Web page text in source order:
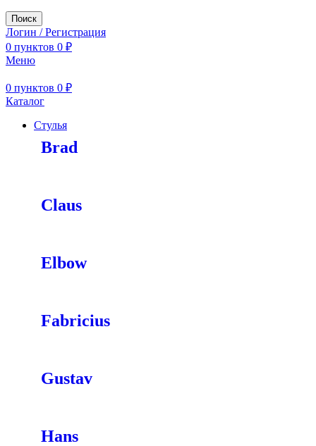
Поиск
Логин / Регистрация
0 пунктов 0 ₽
Меню
0 пунктов 0 ₽
Каталог
Стулья
Brad
Claus
Elbow
Fabricius
Gustav
Hans